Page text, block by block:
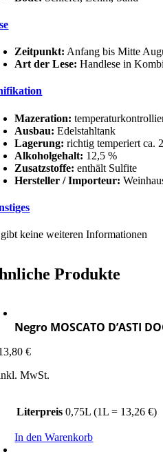
Zeitpunkt: Anfang bis Mitte
Art der Lese: Handlese in
Mazeration:
Ausbau: Edelstahltank
Lagerung:richtig temperiert ca.
Alkoholgehalt: 12,5 %
Zusatzstoffe: enthält Sulfite
Hersteller / Importeur:
keine weiteren Informationen
Produkte
Negro MOSCATO D’ASTI
€
MwSt.
Literpreis 0,75L (1L = 13,26 €)
In den Warenkorb